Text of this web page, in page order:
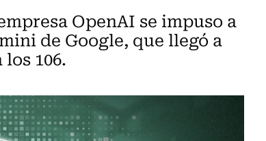
OpenAI se impuso a
de Google, que llegó a
106.